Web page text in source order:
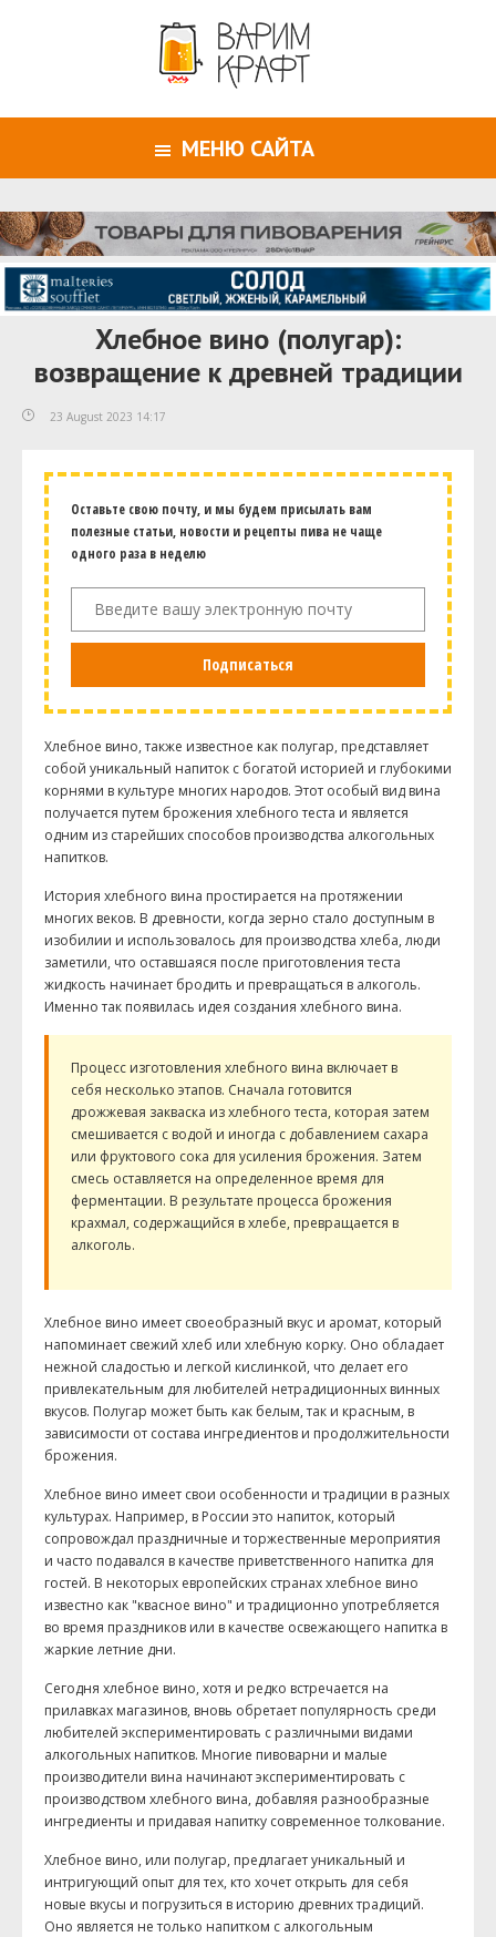
МЕНЮ САЙТА
Хлебное вино (полугар):
возвращение к древней традиции
23 August 2023 14:17
Оставьте свою почту, и мы будем присылать вам
полезные статьи, новости и рецепты пива не чаще
одного раза в неделю
Подписаться
Хлебное вино, также известное как полугар, представляет
собой уникальный напиток с богатой историей и глубокими
корнями в культуре многих народов. Этот особый вид вина
получается путем брожения хлебного теста и является
одним из старейших способов производства алкогольных
напитков.
История хлебного вина простирается на протяжении
многих веков. В древности, когда зерно стало доступным в
изобилии и использовалось для производства хлеба, люди
заметили, что оставшаяся после приготовления теста
жидкость начинает бродить и превращаться в алкоголь.
Именно так появилась идея создания хлебного вина.
Процесс изготовления хлебного вина включает в
себя несколько этапов. Сначала готовится
дрожжевая закваска из хлебного теста, которая затем
смешивается с водой и иногда с добавлением сахара
или фруктового сока для усиления брожения. Затем
смесь оставляется на определенное время для
ферментации. В результате процесса брожения
крахмал, содержащийся в хлебе, превращается в
алкоголь.
Хлебное вино имеет своеобразный вкус и аромат, который
напоминает свежий хлеб или хлебную корку. Оно обладает
нежной сладостью и легкой кислинкой, что делает его
привлекательным для любителей нетрадиционных винных
вкусов. Полугар может быть как белым, так и красным, в
зависимости от состава ингредиентов и продолжительности
брожения.
Хлебное вино имеет свои особенности и традиции в разных
культурах. Например, в России это напиток, который
сопровождал праздничные и торжественные мероприятия
и часто подавался в качестве приветственного напитка для
гостей. В некоторых европейских странах хлебное вино
известно как "квасное вино" и традиционно употребляется
во время праздников или в качестве освежающего напитка в
жаркие летние дни.
Сегодня хлебное вино, хотя и редко встречается на
прилавках магазинов, вновь обретает популярность среди
любителей экспериментировать с различными видами
алкогольных напитков. Многие пивоварни и малые
производители вина начинают экспериментировать с
производством хлебного вина, добавляя разнообразные
ингредиенты и придавая напитку современное толкование.
Хлебное вино, или полугар, предлагает уникальный и
интригующий опыт для тех, кто хочет открыть для себя
новые вкусы и погрузиться в историю древних традиций.
Оно является не только напитком с алкогольным